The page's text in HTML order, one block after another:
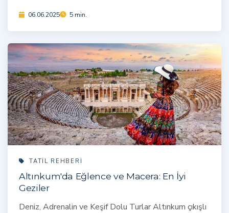
06.06.2025 5 min.
TATIL REHBERI
Altınkum'da Eğlence ve Macera: En İyi
Geziler
Deniz, Adrenalin ve Keşif Dolu Turlar Altınkum çıkışlı